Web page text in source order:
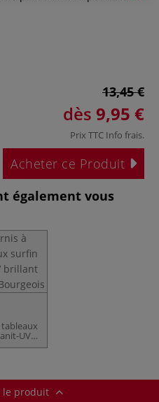
13,45 €
dès 9,95 €
Prix TTC Info frais.
Acheter ce Produit
également vous
UV
le produit